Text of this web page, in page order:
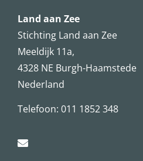
Land aan Zee
Stichting Land aan Zee
Meeldijk 11a,
4328 NE Burgh-Haamstede
Nederland
Telefoon: 011 1852 348